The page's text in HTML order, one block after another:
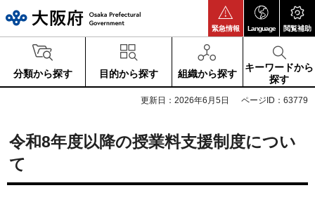
緊急情報 Language 閲覧補助
分類から探す 目的から探す 組織から探す
キーワードから
探す
更新日：2026年6月5日 ページID：63779
令和8年度以降の授業料支援制度につい
て